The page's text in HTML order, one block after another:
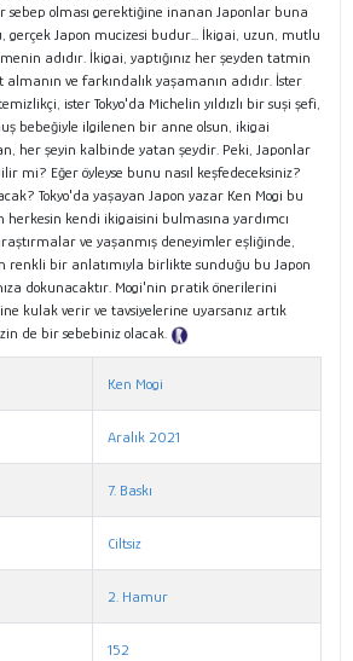
olması gerektiğine inanan Japonlar buna
gerçek Japon mucizesi budur... İkigai, uzun, mutlu
adıdır. İkigai, yaptığınız her şeyden tatmin
ve farkındalık yaşamanın adıdır. İster
ister Tokyo'da Michelin yıldızlı bir suşi şefi,
bebeğiyle ilgilenen bir anne olsun, ikigai
her şeyin kalbinde yatan şeydir. Peki, Japonlar
mi? Eğer öyleyse bunu nasıl keşfedeceksiniz?
Tokyo'da yaşayan Japon yazar Ken Mogi bu
herkesin kendi ikigaisini bulmasına yardımcı
ve yaşanmış deneyimler eşliğinde,
bir anlatımıyla birlikte sunduğu bu Japon
dokunacaktır. Mogi'nin pratik önerilerini
kulak verir ve tavsiyelerine uyarsanız artık
de bir sebebiniz olacak.
Ken Mogi
Aralık 2021
7. Baskı
Ciltsiz
2. Hamur
152